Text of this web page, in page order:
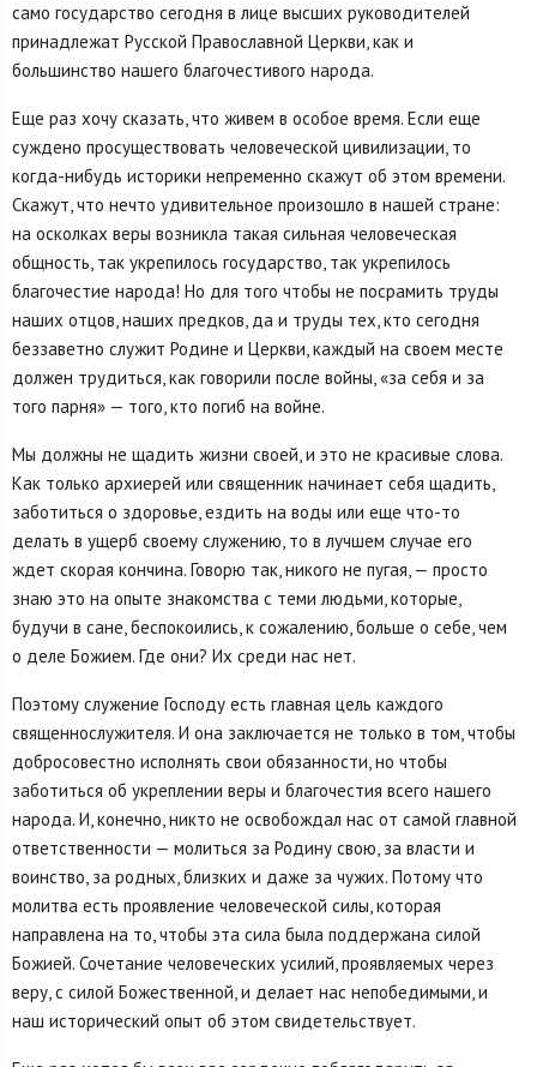
само государство сегодня в лице высших руководителей
принадлежат Русской Православной Церкви, как и
большинство нашего благочестивого народа.
Еще раз хочу сказать, что живем в особое время. Если еще
суждено просуществовать человеческой цивилизации, то
когда-нибудь историки непременно скажут об этом времени.
Скажут, что нечто удивительное произошло в нашей стране:
на осколках веры возникла такая сильная человеческая
общность, так укрепилось государство, так укрепилось
благочестие народа! Но для того чтобы не посрамить труды
наших отцов, наших предков, да и труды тех, кто сегодня
беззаветно служит Родине и Церкви, каждый на своем месте
должен трудиться, как говорили после войны, «за себя и за
того парня» — того, кто погиб на войне.
Мы должны не щадить жизни своей, и это не красивые слова.
Как только архиерей или священник начинает себя щадить,
заботиться о здоровье, ездить на воды или еще что-то
делать в ущерб своему служению, то в лучшем случае его
ждет скорая кончина. Говорю так, никого не пугая, — просто
знаю это на опыте знакомства с теми людьми, которые,
будучи в сане, беспокоились, к сожалению, больше о себе, чем
о деле Божием. Где они? Их среди нас нет.
Поэтому служение Господу есть главная цель каждого
священнослужителя. И она заключается не только в том, чтобы
добросовестно исполнять свои обязанности, но чтобы
заботиться об укреплении веры и благочестия всего нашего
народа. И, конечно, никто не освобождал нас от самой главной
ответственности — молиться за Родину свою, за власти и
воинство, за родных, близких и даже за чужих. Потому что
молитва есть проявление человеческой силы, которая
направлена на то, чтобы эта сила была поддержана силой
Божией. Сочетание человеческих усилий, проявляемых через
веру, с силой Божественной, и делает нас непобедимыми, и
наш исторический опыт об этом свидетельствует.